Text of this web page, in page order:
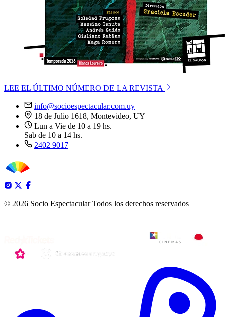
LEE EL ÚLTIMO NÚMERO DE LA REVISTA
info@socioespectacular.com.uy
18 de Julio 1618, Montevideo, UY
Lun a Vie de 10 a 19 hs.
Sab de 10 a 14 hs.
2402 9017
© 2026 Socio Espectacular Todos los derechos reservados